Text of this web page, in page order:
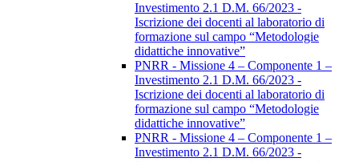
Investimento 2.1 D.M. 66/2023 -
Iscrizione dei docenti al laboratorio di
formazione sul campo “Metodologie
didattiche innovative”
PNRR - Missione 4 – Componente 1 –
Investimento 2.1 D.M. 66/2023 -
Iscrizione dei docenti al laboratorio di
formazione sul campo “Metodologie
didattiche innovative”
PNRR - Missione 4 – Componente 1 –
Investimento 2.1 D.M. 66/2023 -